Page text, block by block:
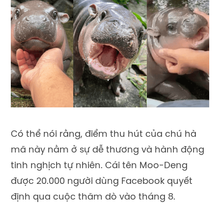
Có thể nói rằng, điểm thu hút của chú hà
mã này nằm ở sự dễ thương và hành động
tinh nghịch tự nhiên. Cái tên Moo-Deng
được 20.000 người dùng Facebook quyết
định qua cuộc thăm dò vào tháng 8.